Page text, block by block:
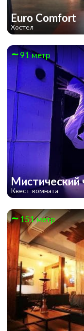
Euro Comfort
Хостел
91 метр
Мистический
Квест-комната
151 метр